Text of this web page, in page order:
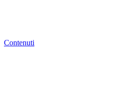
Contenuti